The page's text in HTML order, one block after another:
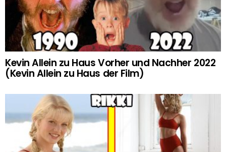
Kevin Allein zu Haus Vorher und Nachher 2022
(Kevin Allein zu Haus der Film)